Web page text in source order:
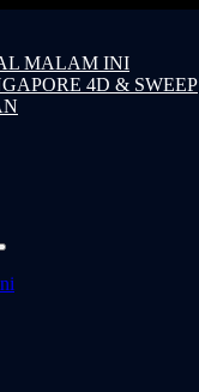
MALAM INI
4D & SWEEP